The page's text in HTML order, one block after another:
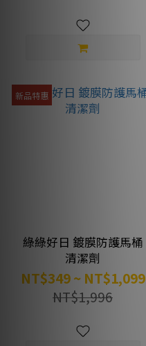
新品特惠
綠綠好日 鍍膜防護馬桶
清潔劑
NT$349 ~ NT$1,099
NT$1,996